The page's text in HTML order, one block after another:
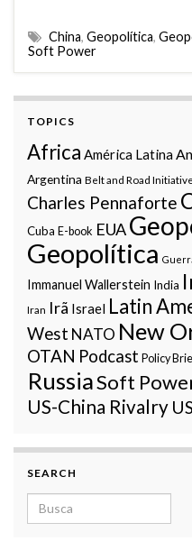
China, Geopolítica,
Soft Power
TOPICS
Africa América Latina
Argentina Belt and Road Initiative
Charles Pennaforte
Cuba E-book EUA
Geopolítica
Immanuel Wallerstein India
Iran Irã Israel Latin
West NATO New
OTAN Podcast Policy
RussiaSoft
US-China Rivalry
SEARCH
Search for: